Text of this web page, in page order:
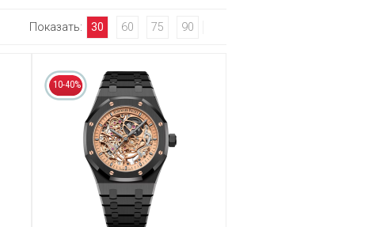
Показать: 30 60 75 90
10-40%